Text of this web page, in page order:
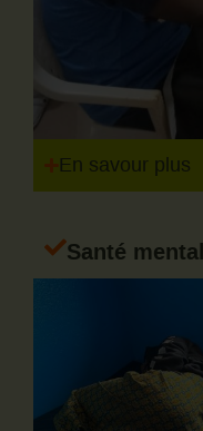
En savour plus
Santé